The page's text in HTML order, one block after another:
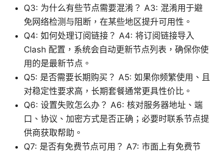
Q3: 为什么有些节点需要混淆？ A3: 混淆用于避
免网络检测与阻断，在某些地区提升可用性。
Q4: 如何处理订阅链接？ A4: 将订阅链接导入
Clash 配置，系统会自动更新节点列表，确保你使
用的是最新节点。
Q5: 是否需要长期购买？ A5: 如果你频繁使用、且
对稳定性要求高，长期套餐通常更具性价比。
Q6: 设置失败怎么办？ A6: 核对服务器地址、端
口、协议、加密方式是否正确；必要时联系节点提
供商获取帮助。
Q7: 是否有免费节点可用？ A7: 市面上有免费节